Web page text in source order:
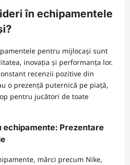
în echipamentele
pentru mijlocași sunt
inovația și performanța lor.
recenzii pozitive din
o prezență puternică pe piață,
pentru jucători de toate
echipamente: Prezentare
mărci precum Nike,